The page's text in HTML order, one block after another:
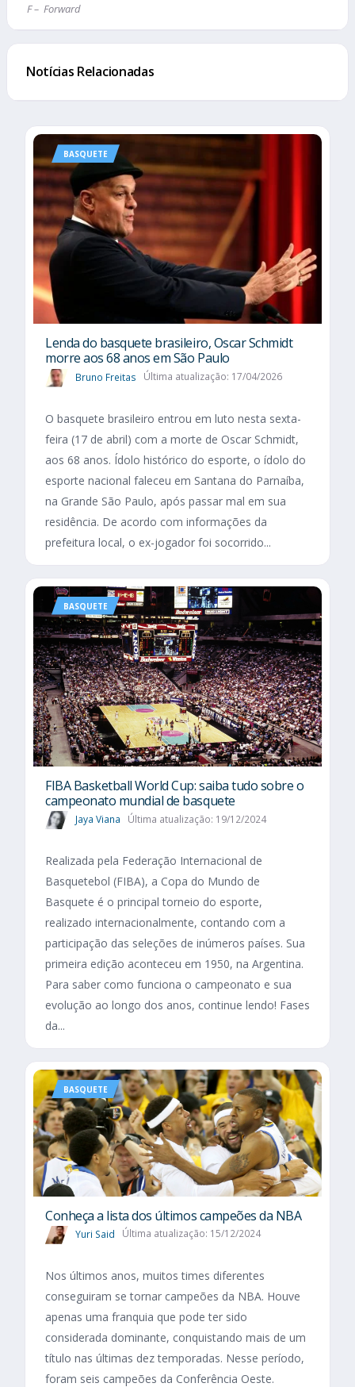
F – Forward
Notícias Relacionadas
BASQUETE
Lenda do basquete brasileiro, Oscar Schmidt
morre aos 68 anos em São Paulo
Bruno Freitas Última atualização: 17/04/2026
O basquete brasileiro entrou em luto nesta sexta-
feira (17 de abril) com a morte de Oscar Schmidt,
aos 68 anos. Ídolo histórico do esporte, o ídolo do
esporte nacional faleceu em Santana do Parnaíba,
na Grande São Paulo, após passar mal em sua
residência. De acordo com informações da
prefeitura local, o ex-jogador foi socorrido...
BASQUETE
FIBA Basketball World Cup: saiba tudo sobre o
campeonato mundial de basquete
Jaya Viana Última atualização: 19/12/2024
Realizada pela Federação Internacional de
Basquetebol (FIBA), a Copa do Mundo de
Basquete é o principal torneio do esporte,
realizado internacionalmente, contando com a
participação das seleções de inúmeros países. Sua
primeira edição aconteceu em 1950, na Argentina.
Para saber como funciona o campeonato e sua
evolução ao longo dos anos, continue lendo! Fases
da...
BASQUETE
Conheça a lista dos últimos campeões da NBA
Yuri Said Última atualização: 15/12/2024
Nos últimos anos, muitos times diferentes
conseguiram se tornar campeões da NBA. Houve
apenas uma franquia que pode ter sido
considerada dominante, conquistando mais de um
título nas últimas dez temporadas. Nesse período,
foram seis campeões da Conferência Oeste.